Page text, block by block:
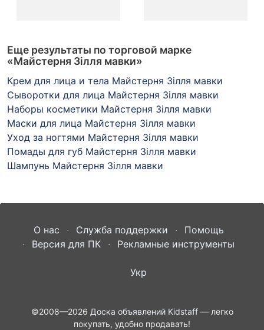
Еще результаты по торговой марке
«Майстерня Зілля мавки»
Крем для лица и тела Майстерня Зілля мавки
Сыворотки для лица Майстерня Зілля мавки
Наборы косметики Майстерня Зілля мавки
Маски для лица Майстерня Зілля мавки
Уход за ногтями Майстерня Зілля мавки
Помады для губ Майстерня Зілля мавки
Шампунь Майстерня Зілля мавки
О нас Служба поддержки
Помощь
Версия для ПК
Рекламные инструменты
Укр
©2008—2026 Доска объявлений Kidstaff— легко
покупать, удобно продавать!